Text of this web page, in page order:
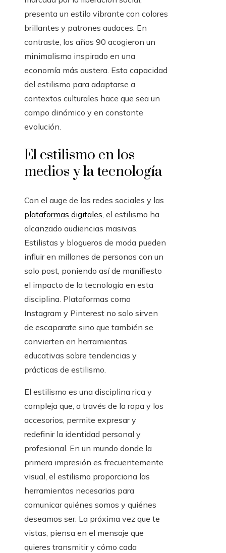
presenta un estilo vibrante con colores
brillantes y patrones audaces. En
contraste, los años 90 acogieron un
minimalismo inspirado en una
economía más austera. Esta capacidad
del estilismo para adaptarse a
contextos culturales hace que sea un
campo dinámico y en constante
evolución.
El estilismo en los
medios y la tecnología
Con el auge de las redes sociales y las
plataformas digitales, el estilismo ha
alcanzado audiencias masivas.
Estilistas y blogueros de moda pueden
influir en millones de personas con un
solo post, poniendo así de manifiesto
el impacto de la tecnología en esta
disciplina. Plataformas como
Instagram y Pinterest no solo sirven
de escaparate sino que también se
convierten en herramientas
educativas sobre tendencias y
prácticas de estilismo.
El estilismo es una disciplina rica y
compleja que, a través de la ropa y los
accesorios, permite expresar y
redefinir la identidad personal y
profesional. En un mundo donde la
primera impresión es frecuentemente
visual, el estilismo proporciona las
herramientas necesarias para
comunicar quiénes somos y quiénes
deseamos ser. La próxima vez que te
vistas, piensa en el mensaje que
quieres transmitir y cómo cada